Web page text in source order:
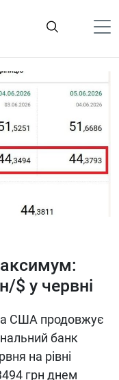
$ у червні
США продовжує
банк
на рівні
грн днем